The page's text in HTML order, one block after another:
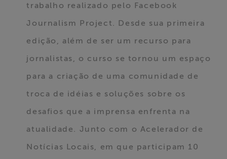
trabalho realizado pelo Facebook
Journalism Project. Desde sua primeira
edição, além de ser um recurso para
jornalistas, o curso se tornou um espaço
para a criação de uma comunidade de
troca de idéias e soluções sobre os
desafios que a imprensa enfrenta na
atualidade. Junto com o Acelerador de
Notícias Locais, em que participam 10